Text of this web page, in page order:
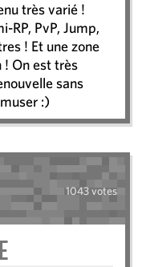
très varié !
RP, PvP, Jump,
! Et une zone
! On est très
sans
:)
1043 votes